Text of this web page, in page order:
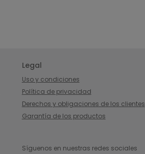
Legal
Uso y condiciones
Política de privacidad
Derechos y obligaciones de los clientes
Garantía de los productos
Síguenos en nuestras redes sociales